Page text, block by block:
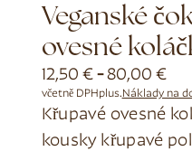
Veganské
ovesné
12,50 €-80,00 €
včetně DPH plus.Náklady na
Křupavé ovesné
kousky křupavé